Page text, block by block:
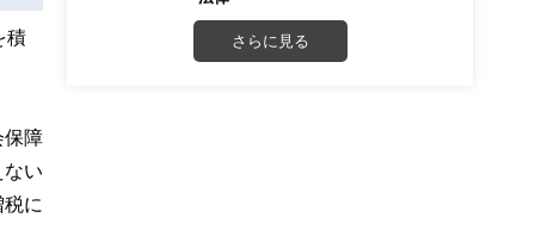
積
保障
ない
に
さらに見る